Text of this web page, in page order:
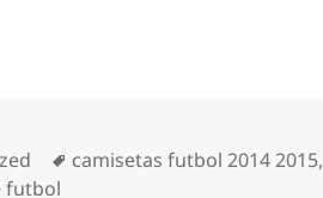
Etiquetas
camisetas futbol 2014 2015,
futbol